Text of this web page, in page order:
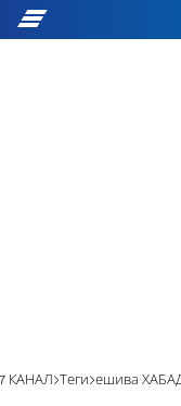
7 КАНАЛ Теги ешива